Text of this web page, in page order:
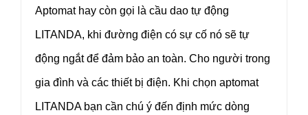
Aptomat hay còn gọi là cầu dao tự động
LITANDA, khi đường điện có sự cố nó sẽ tự
động ngắt để đảm bảo an toàn. Cho người trong
gia đình và các thiết bị điện. Khi chọn aptomat
LITANDA bạn cần chú ý đến định mức dòng